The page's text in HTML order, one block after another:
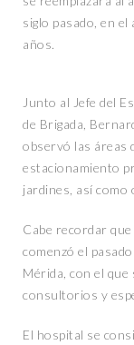
siglo pasado, en
años.
Junto al Jefe del
de Brigada,
observó las áreas
estacionamiento
jardines, así
Cabe recordar
comenzó el
Mérida, con el
consultorios y
El hospital se